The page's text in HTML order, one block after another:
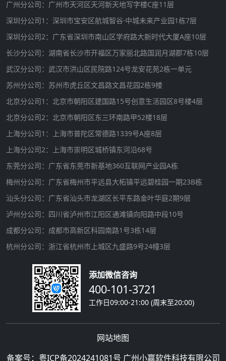
广州分公司：广州市天河区天河新天地写字楼C座11层
深圳分公司1：深圳市宝安区航城智谷·中城未来产业园1栋7层
深圳分公司2：广东省深圳市南山区学府路大新时代大厦A座10层
长沙分公司：湖南省长沙市开福区万家丽北路国润月湖郡7栋10层
武汉分公司：武汉市洪山区民院路124号龙安花苑2栋一单元
苏州分公司：苏州市虎丘区文昌路文昌花园2栋9楼
北京分公司1：北京市朝阳区建国路15号创意生活园区8号楼4层
北京分公司2：北京市朝阳区东三环南路甲52楼18层
上海分公司1：上海市普陀区常德路1339号A座8层
上海分公司2：上海市崇明区城桥镇东河沿68号
东莞分公司：广东省东莞市新基地360互联网产业园A栋
梅州分公司：广东省梅州市平远县大柘镇平远碧桂园一期23B栋
汕头分公司：广东省汕头市龙湖区长平东路金叶华庭2期9层
泸州分公司：四川省泸州市江阳区通滩镇向阳路中段10号
成都分公司：成都市高新区科园南路1号3栋14层
杭州分公司：浙江省杭州市上城区九盛路9号24幢3层
添加微信咨询
400-101-3721
工作日09:00-21:00 (周末至20:00)
网站地图
备案号： 粤ICP备2024241081号 广州小赢软件科技有限公司